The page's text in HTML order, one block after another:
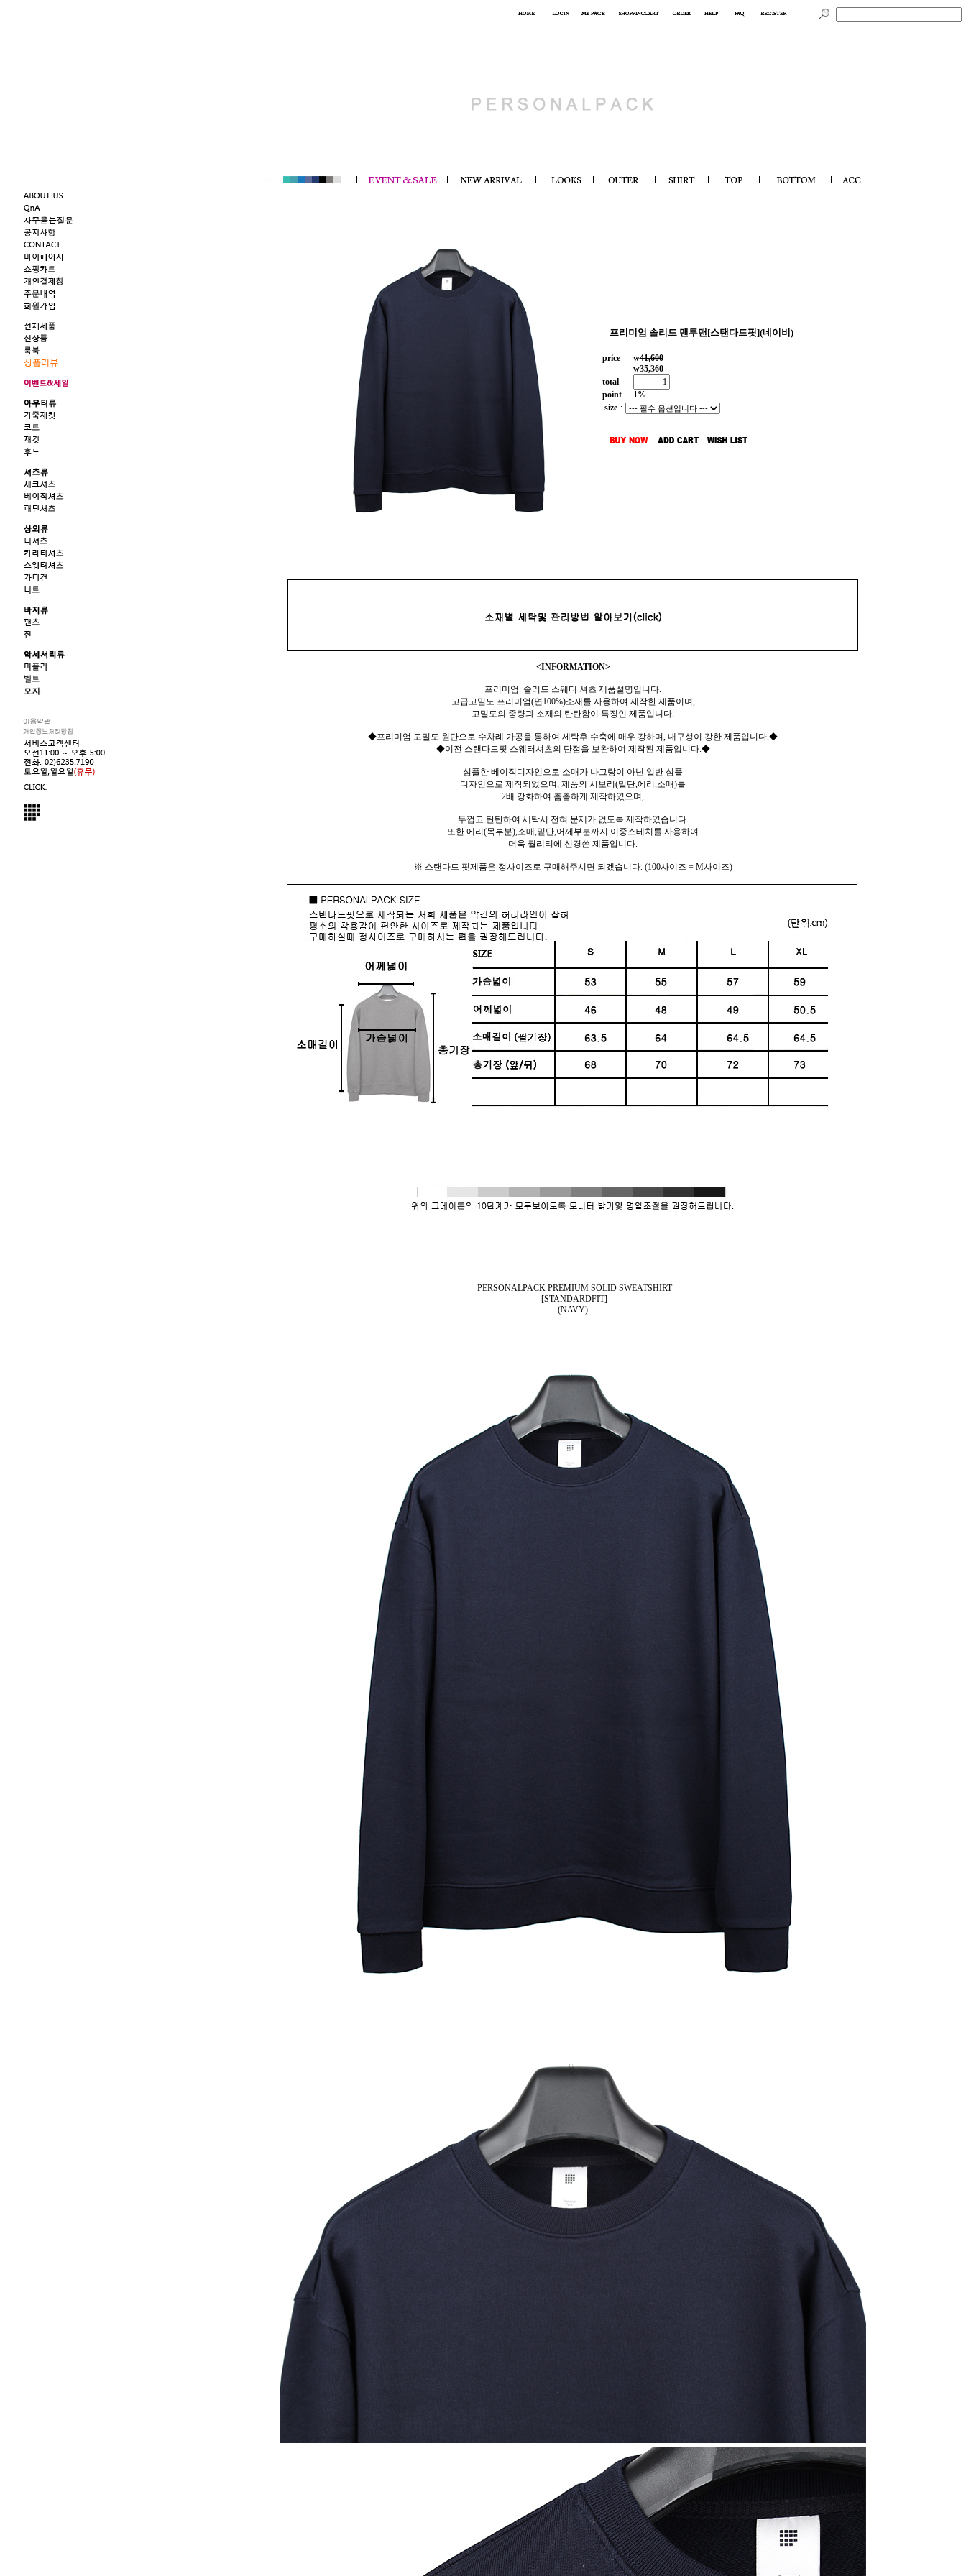
프리미엄 솔리드 맨투맨[스탠다드핏](네이비)
price w41,600
w35,360
total
point
1%
size :
<INFORMATION>
프리미엄 솔리드 스웨터 셔츠 제품설명입니다.
고급고밀도 프리미엄(면100%)소재를 사용하여 제작한 제품이며,
고밀도의 중량과 소재의 탄탄함이 특징인 제품입니다.
◆프리미엄 고밀도 원단으로 수차례 가공을 통하여 세탁후 수축에 매우 강하며, 내구성이 강한 제품입니다.◆
◆이전 스탠다드핏 스웨터셔츠의 단점을 보완하여 제작된 제품입니다.◆
심플한 베이직디자인으로 소매가 나그랑이 아닌 일반 심플
디자인으로 제작되었으며, 제품의 시보리(밑단,에리,소매)를
2배 강화하여 촘촘하게 제작하였으며,
두껍고 탄탄하여 세탁시 전혀 문제가 없도록 제작하였습니다.
또한 에리(목부분),소매,밑단,어께부분까지 이중스테치를 사용하여
더욱 퀄리티에 신경쓴 제품입니다.
※ 스탠다드 핏제품은 정사이즈로 구매해주시면 되겠습니다. (100사이즈 = M사이즈)
-PERSONALPACK PREMIUM SOLID SWEATSHIRT
[STANDARDFIT]
(NAVY)